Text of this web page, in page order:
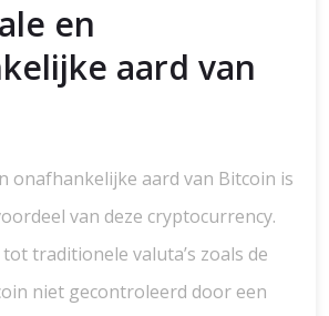
en
aard van
onafhankelijke aard van Bitcoin is
van deze cryptocurrency.
traditionele valuta’s zoals de
niet gecontroleerd door een